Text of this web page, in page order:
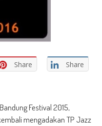
Share Share
Festival 2015,
mengadakan TP Jazz